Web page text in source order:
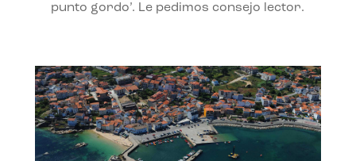
punto gordo’. Le pedimos consejo lector.